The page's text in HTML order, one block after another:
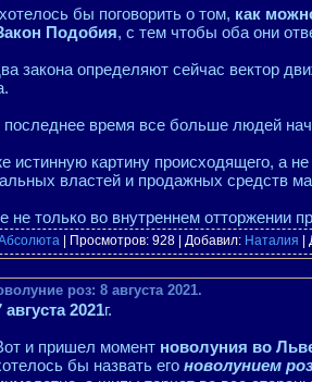
бы поговорить о том, как
Подобия, с тем чтобы оба они
закона определяют сейчас вектор
последнее время все больше людей
истинную картину происходящего, а
властей и продажных средств
только во внутреннем отторжении
| Просмотров: 928 | Добавил: Наталия |
роз: 8 августа 2021.
августа 2021г.
и пришел момент новолуния во
бы назвать его новолунием